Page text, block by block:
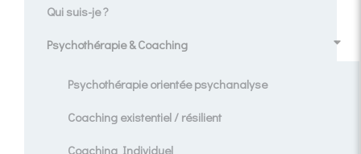
Qui suis-je ?
Psychothérapie & Coaching
Psychothérapie orientée psychanalyse
Coaching existentiel / résilient
Coaching Individuel